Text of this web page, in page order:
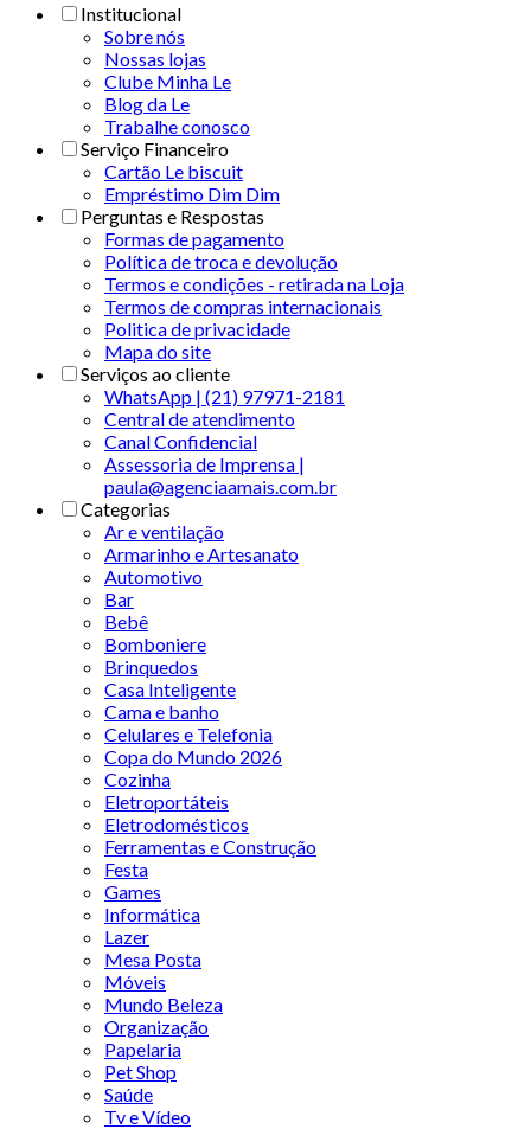
Institucional
Sobre nós
Nossas lojas
Clube Minha Le
Blog da Le
Trabalhe conosco
Serviço Financeiro
Cartão Le biscuit
Empréstimo Dim Dim
Perguntas e Respostas
Formas de pagamento
Política de troca e devolução
Termos e condições - retirada na Loja
Termos de compras internacionais
Politica de privacidade
Mapa do site
Serviços ao cliente
WhatsApp | (21) 97971-2181
Central de atendimento
Canal Confidencial
Assessoria de Imprensa |
paula@agenciaamais.com.br
Categorias
Ar e ventilação
Armarinho e Artesanato
Automotivo
Bar
Bebê
Bomboniere
Brinquedos
Casa Inteligente
Cama e banho
Celulares e Telefonia
Copa do Mundo 2026
Cozinha
Eletroportáteis
Eletrodomésticos
Ferramentas e Construção
Festa
Games
Informática
Lazer
Mesa Posta
Móveis
Mundo Beleza
Organização
Papelaria
Pet Shop
Saúde
Tv e Vídeo